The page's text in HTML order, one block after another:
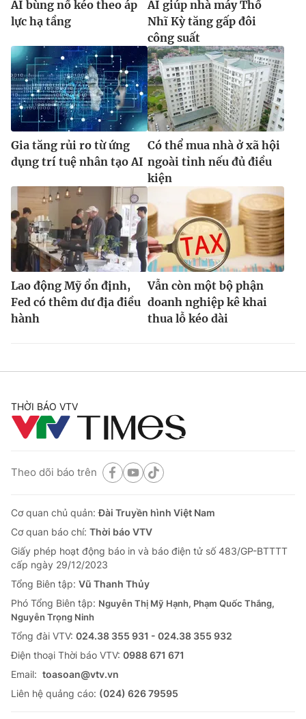
AI bùng nổ kéo theo áp
lực hạ tầng
AI giúp nhà máy Thổ
Nhĩ Kỳ tăng gấp đôi
công suất
Gia tăng rủi ro từ ứng
dụng trí tuệ nhân tạo AI
Có thể mua nhà ở xã hội
ngoài tỉnh nếu đủ điều
kiện
Lao động Mỹ ổn định,
Fed có thêm dư địa điều
hành
Vẫn còn một bộ phận
doanh nghiệp kê khai
thua lỗ kéo dài
THỜI BÁO VTV
Theo dõi báo trên
Cơ quan chủ quản:Đài Truyền hình Việt Nam
Cơ quan báo chí: Thời báo VTV
Giấy phép hoạt động báo in và báo điện tử số 483/GP-BTTTT
cấp ngày 29/12/2023
Tổng Biên tập: Vũ Thanh Thủy
Phó Tổng Biên tập: Nguyễn Thị Mỹ Hạnh, Phạm Quốc Thắng,
Nguyễn Trọng Ninh
Tổng đài VTV: 024.38 355 931 - 024.38 355 932
Ðiện thoại Thời báo VTV: 0988 671 671
Email: toasoan@vtv.vn
Liên hệ quảng cáo: (024) 626 79595